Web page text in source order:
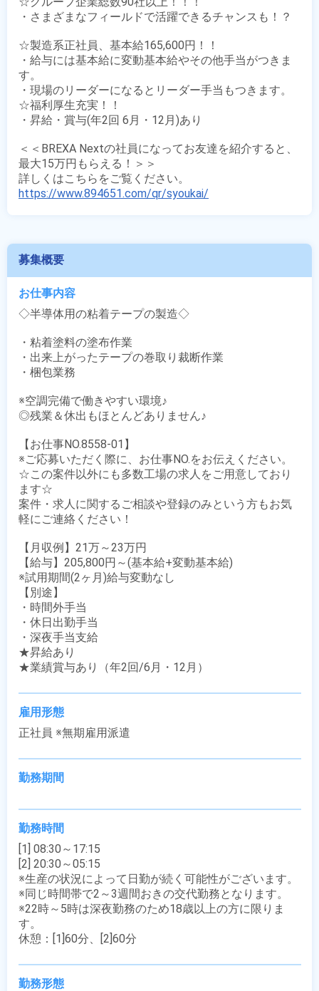
・さまざまなフィールドで活躍できるチャンスも！？
☆製造系正社員、基本給165,600円！！
・給与には基本給に変動基本給やその他手当がつきま
す。
・現場のリーダーになるとリーダー手当もつきます。
☆福利厚生充実！！
・昇給・賞与(年2回 6月・12月)あり
＜＜BREXA Nextの社員になってお友達を紹介すると、
最大15万円もらえる！＞＞
https://www.894651.com/qr/syoukai/
募集概要
お仕事内容
◇半導体用の粘着テープの製造◇
・粘着塗料の塗布作業
・出来上がったテープの巻取り裁断作業
・梱包業務
※空調完備で働きやすい環境♪
◎残業＆休出もほとんどありません♪
【お仕事NO.8558-01】
※ご応募いただく際に、お仕事NO.をお伝えください。
☆この案件以外にも多数工場の求人をご用意しており
ます☆
案件・求人に関するご相談や登録のみという方もお気
軽にご連絡ください！
【月収例】21万～23万円
【給与】205,800円～(基本給+変動基本給)
※試用期間(2ヶ月)給与変動なし
【別途】
・時間外手当
・休日出勤手当
・深夜手当支給
★昇給あり
★業績賞与あり（年2回/6月・12月）
雇用形態
正社員 ※無期雇用派遣
勤務期間
勤務時間
[1] 08:30～17:15
[2] 20:30～05:15
※生産の状況によって日勤が続く可能性がございます。
※同じ時間帯で2～3週間おきの交代勤務となります。
※22時～5時は深夜勤務のため18歳以上の方に限りま
す。
休憩：[1]60分、[2]60分
勤務形態